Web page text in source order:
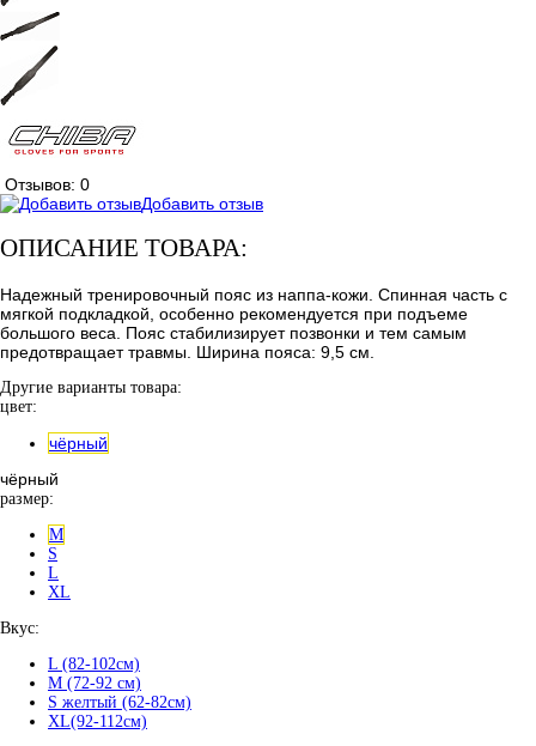
Отзывов: 0
Добавить отзыв
ОПИСАНИЕ ТОВАРА:
Надежный тренировочный пояс из наппа-кожи. Спинная часть с
мягкой подкладкой, особенно рекомендуется при подъеме
большого веса. Пояс стабилизирует позвонки и тем самым
предотвращает травмы. Ширина пояса: 9,5 см.
Другие варианты товара:
цвет:
чёрный
чёрный
размер:
M
S
L
XL
Вкус:
L (82-102см)
M (72-92 см)
S желтый (62-82см)
XL(92-112см)